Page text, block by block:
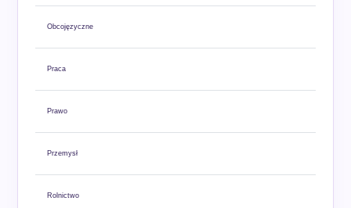
Obcojęzyczne
Praca
Prawo
Przemysł
Rolnictwo